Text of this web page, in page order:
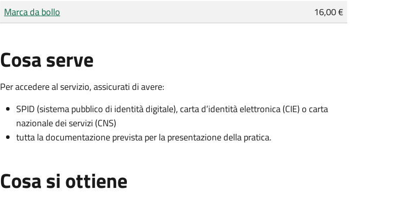
Tipo di pagamento
Importo
Marca da bollo 16,00 €
Cosa serve
Per accedere al servizio, assicurati di avere:
SPID (sistema pubblico di identità digitale), carta d’identità elettronica (CIE) o carta
nazionale dei servizi (CNS)
tutta la documentazione prevista per la presentazione della pratica.
Cosa si ottiene